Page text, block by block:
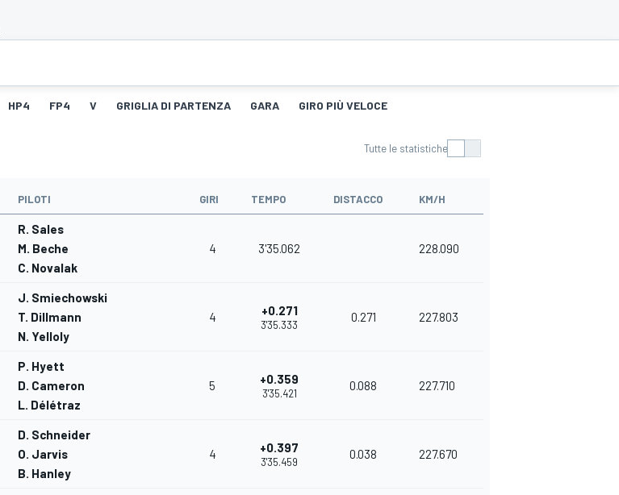
HP4 FP4 V GRIGLIA DI PARTENZA GARA GIRO PIÙ VELOCE
Tutte le statistiche
PILOTI GIRI TEMPO DISTACCO KM/H
R. Sales
M. Beche
C. Novalak
4 3'35.062 228.090
J. Smiechowski
T. Dillmann
N. Yelloly
4 +0.271
3'35.333
0.271 227.803
P. Hyett
D. Cameron
L. Délétraz
5 +0.359
3'35.421
0.088 227.710
D. Schneider
O. Jarvis
B. Hanley
4 +0.397
3'35.459
0.038 227.670